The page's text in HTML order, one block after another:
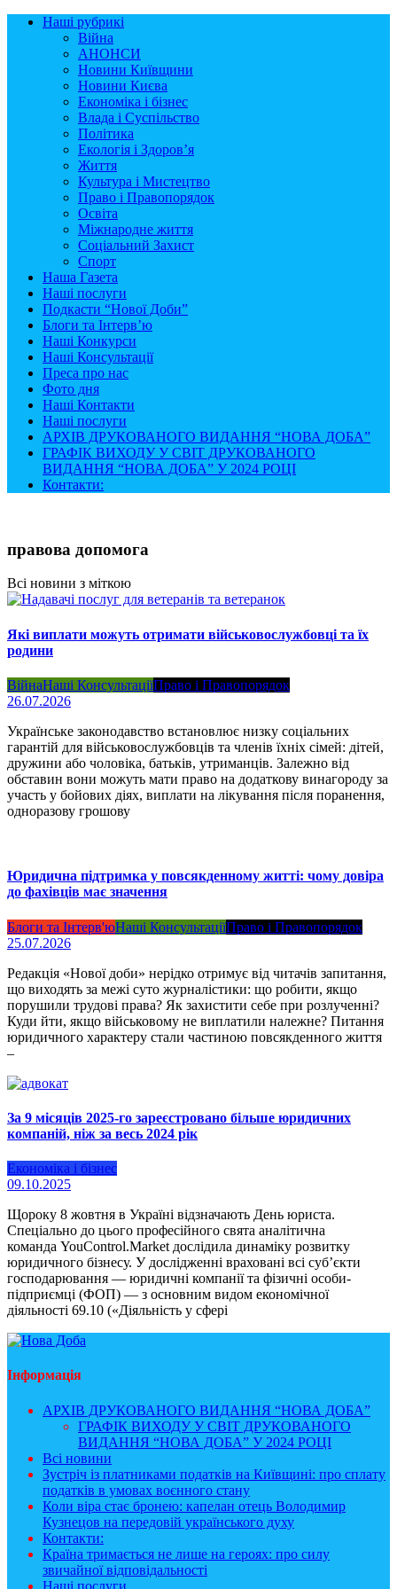
Наші рубрикі
Війна
АНОНСИ
Новини Київщини
Новини Києва
Економіка і бізнес
Влада і Суспільство
Політика
Екологія і Здоров’я
Життя
Культура і Мистецтво
Право і Правопорядок
Освіта
Міжнародне життя
Соціальний Захист
Спорт
Наша Газета
Наші послуги
Подкасти “Нової Доби”
Блоги та Інтерв’ю
Наші Конкурси
Наші Консультації
Преса про нас
Фото дня
Наші Контакти
Наші послуги
АРХІВ ДРУКОВАНОГО ВИДАННЯ “НОВА ДОБА”
ГРАФІК ВИХОДУ У СВІТ ДРУКОВАНОГО
ВИДАННЯ “НОВА ДОБА” У 2024 РОЦІ
Контакти:
правова допомога
Всі новини з міткою
Які виплати можуть отримати військовослужбовці та їх
родини
ВійнаНаші КонсультаціїПраво і Правопорядок
26.07.2026
Українське законодавство встановлює низку соціальних
гарантій для військовослужбовців та членів їхніх сімей: дітей,
дружини або чоловіка, батьків, утриманців. Залежно від
обставин вони можуть мати право на додаткову винагороду за
участь у бойових діях, виплати на лікування після поранення,
одноразову грошову
Юридична підтримка у повсякденному житті: чому довіра
до фахівців має значення
Блоги та Інтерв'юНаші КонсультаціїПраво і Правопорядок
25.07.2026
Редакція «Нової доби» нерідко отримує від читачів запитання,
що виходять за межі суто журналістики: що робити, якщо
порушили трудові права? Як захистити себе при розлученні?
Куди йти, якщо військовому не виплатили належне? Питання
юридичного характеру стали частиною повсякденного життя
–
За 9 місяців 2025-го зареєстровано більше юридичних
компаній, ніж за весь 2024 рік
Економіка і бізнес
09.10.2025
Щороку 8 жовтня в Україні відзначають День юриста.
Спеціально до цього професійного свята аналітична
команда YouControl.Market дослідила динаміку розвитку
юридичного бізнесу. У дослідженні враховані всі суб’єкти
господарювання — юридичні компанії та фізичні особи-
підприємці (ФОП) — з основним видом економічної
діяльності 69.10 («Діяльність у сфері
Інформація
АРХІВ ДРУКОВАНОГО ВИДАННЯ “НОВА ДОБА”
ГРАФІК ВИХОДУ У СВІТ ДРУКОВАНОГО
ВИДАННЯ “НОВА ДОБА” У 2024 РОЦІ
Всі новини
Зустріч із платниками податків на Київщині: про сплату
податків в умовах воєнного стану
Коли віра стає бронею: капелан отець Володимир
Кузнецов на передовій українського духу
Контакти:
Країна тримається не лише на героях: про силу
звичайної відповідальності
Наші послуги